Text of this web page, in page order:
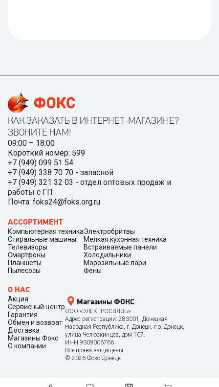
КАК ЗАКАЗАТЬ В ИНТЕРНЕТ-МАГАЗИНЕ?
ЗВОНИТЕ НАМ!
09:00 – 18:00
Короткий номер: 599
+7 (949) 099 51 54
+7 (949) 338 70 70 - запасной
+7 (949) 321 32 03 - отдел оптовых продаж и
работы с ГП
Почта: foks24@foks.org.ru
АССОРТИМЕНТ
Компьютерная техника
Стиральные машины
Телевизоры
Смартфоны
Планшеты
Пылесосы
Электробритвы
Мелкая кухонная техника
Встраиваемые панели
Холодильники
Морозильные лари
Фены
О НАС
Акция
Сервисный центр
Гарантия
Обмен и возврат
Доставка
Магазины Фокс
О компании
Магазины ФОКС
ООО «ЭЛЕКТРОСВЯЗЬ»
Адрес регистрации: 283001, Донецкая
Народная Республика, г. Донецк, г.о. Донецк,
улица Челюскинцев, дом 107.
ИНН 9309006766
Все права защищены.
© 2026 Фокс Донецк